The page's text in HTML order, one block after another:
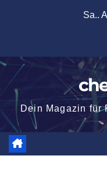
Sa..
Dein Magazin für